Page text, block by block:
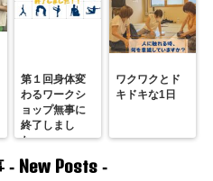
第１回身体変
わるワークシ
ョップ無事に
終了しまし
た。
ワクワクとド
キドキな1日
- New Posts -